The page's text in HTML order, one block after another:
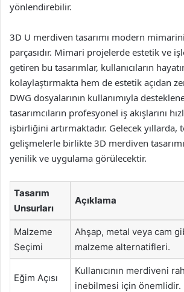
yönlendirebilir.
3D U merdiven tasarımı modern
parçasıdır. Mimari projelerde estetik ve
getiren bu tasarımlar, kullanıcıların
kolaylaştırmakta hem de estetik açıdan
DWG dosyalarının kullanımıyla
tasarımcıların profesyonel iş akışlarını
işbirliğini artırmaktadır. Gelecek yıllarda,
gelişmelerle birlikte 3D merdiven
yenilik ve uygulama görülecektir.
Tasarım
Unsurları
Açıklama
Malzeme
Seçimi
Ahşap, metal veya cam
malzeme alternatifleri.
Eğim Açısı
Kullanıcının merdiveni
inebilmesi için önemlidir.